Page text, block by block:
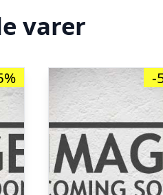
varer
-